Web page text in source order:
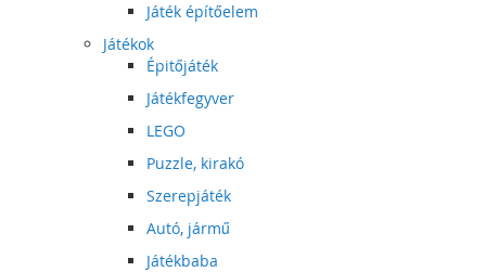
Játék építőelem
Játékok
Épitőjáték
Játékfegyver
LEGO
Puzzle, kirakó
Szerepjáték
Autó, jármű
Játékbaba